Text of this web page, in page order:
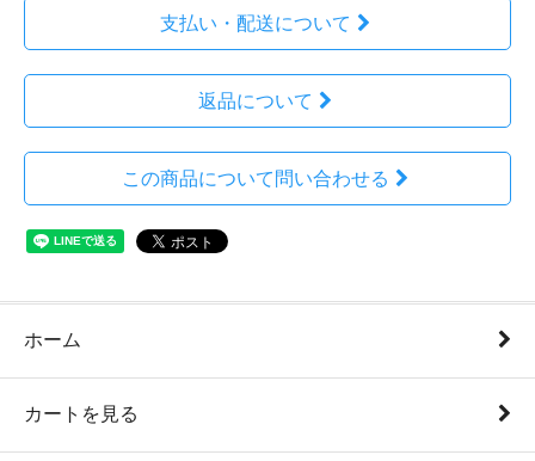
支払い・配送について
返品について
この商品について問い合わせる
ホーム
カートを見る